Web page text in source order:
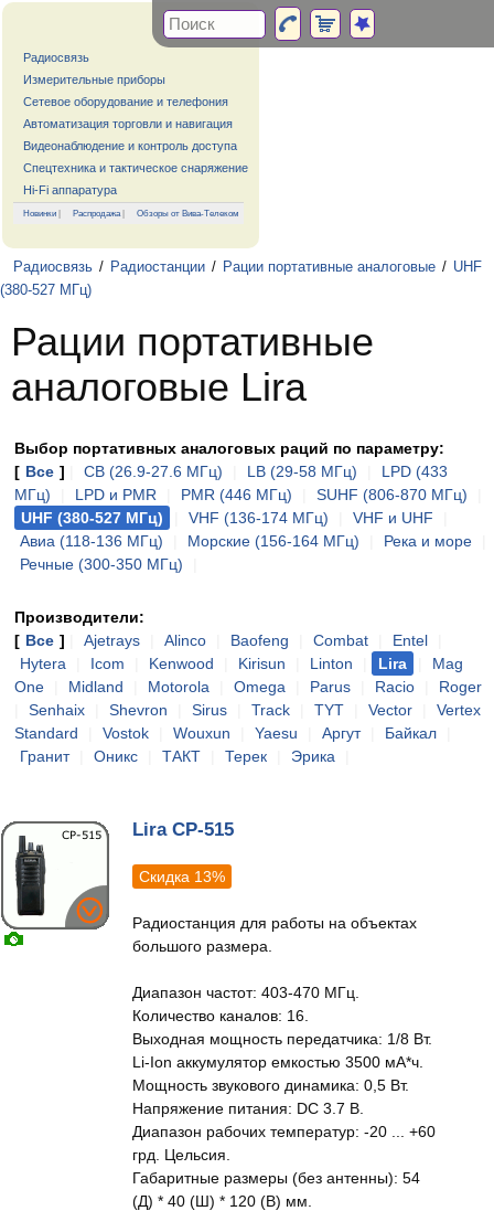
Радиосвязь
Измерительные приборы
Сетевое оборудование и телефония
Автоматизация торговли и навигация
Видеонаблюдение и контроль доступа
Спецтехника и тактическое снаряжение
Hi-Fi аппаратура
Новинки | Распродажа| Обзоры от Вива-Телеком
Радиосвязь / Радиостанции / Рации портативные аналоговые / UHF
(380-527 МГц)
Рации портативные
аналоговые Lira
Выбор портативных аналоговых раций по параметру:
[ Все ] CB (26.9-27.6 МГц) LB (29-58 МГц)
LPD (433
МГц)
LPD и PMR PMR (446 МГц) SUHF (806-870 МГц)
UHF (380-527 МГц)
VHF (136-174 МГц) VHF и UHF
Авиа (118-136 МГц)
Морские (156-164 МГц) Река и море
Речные (300-350 МГц)
Производители:
[ Все ] Ajetrays Alinco Baofeng Combat Entel
Hytera
Icom Kenwood Kirisun Linton Lira
Mag
One
Midland Motorola Omega Parus Racio
Roger
Senhaix Shevron Sirus Track TYT Vector
Vertex
Standard
Vostok Wouxun Yaesu Аргут Байкал
Гранит
Оникс ТАКТ Терек Эрика
Lira CP-515
Скидка 13%
Радиостанция для работы на объектах
большого размера.
Диапазон частот: 403-470 МГц.
Количество каналов: 16.
Выходная мощность передатчика: 1/8 Вт.
Li-Ion аккумулятор емкостью 3500 мА*ч.
Мощность звукового динамика: 0,5 Вт.
Напряжение питания: DC 3.7 В.
Диапазон рабочих температур: -20 ... +60
грд. Цельсия.
Габаритные размеры (без антенны): 54
(Д) * 40 (Ш) * 120 (В) мм.